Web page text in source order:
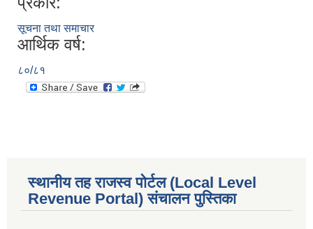
सूचना तथा समाचार
आर्थिक वर्ष:
८०/८१
स्थानीय तह राजस्व पोर्टल (Local Level
Revenue Portal) संचालन पुस्तिका